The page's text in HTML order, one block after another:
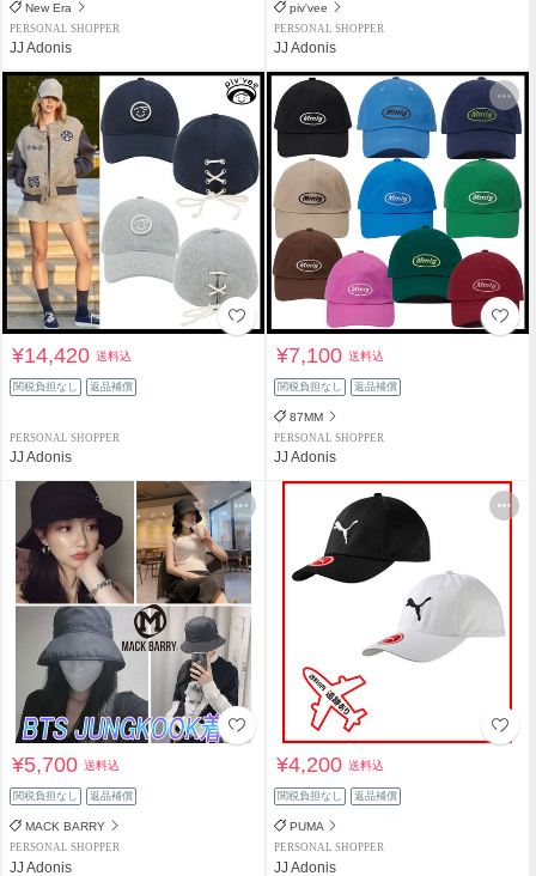
New Era
PERSONAL SHOPPER
JJ Adonis
piv'vee
PERSONAL SHOPPER
JJ Adonis
¥14,420送料込
関税負担なし 返品補償
PERSONAL SHOPPER
JJ Adonis
¥7,100送料込
関税負担なし 返品補償
87MM
PERSONAL SHOPPER
JJ Adonis
¥5,700送料込
関税負担なし 返品補償
MACK BARRY
PERSONAL SHOPPER
JJ Adonis
¥4,200送料込
関税負担なし 返品補償
PUMA
PERSONAL SHOPPER
JJ Adonis